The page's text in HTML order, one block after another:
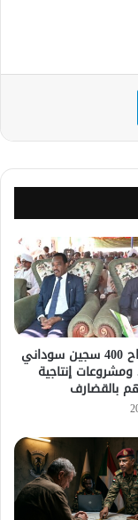
تيلقرام
إطلاق سراح 400 سجين سوداني
إنتاجية
بالقضارف